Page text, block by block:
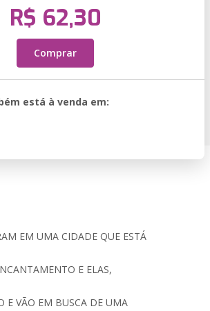
R$ 62,30
Comprar
está à venda em:
EM UMA CIDADE QUE ESTÁ
E ELAS,
E VÃO EM BUSCA DE UMA